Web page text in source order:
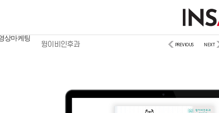
상마케팅
윙이비인후과 PREVIOUS NEXT